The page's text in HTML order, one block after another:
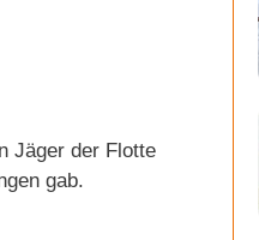
Jäger der Flotte
gab.